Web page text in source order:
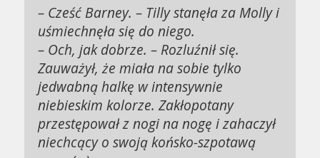
– Cześć Barney. – Tilly stanęła za Molly i
uśmiechnęła się do niego.
– Och, jak dobrze. – Rozluźnił się.
Zauważył, że miała na sobie tylko
jedwabną halkę w intensywnie
niebieskim kolorze. Zakłopotany
przestępował z nogi na nogę i zahaczył
niechcący o swoją końsko-szpotawą